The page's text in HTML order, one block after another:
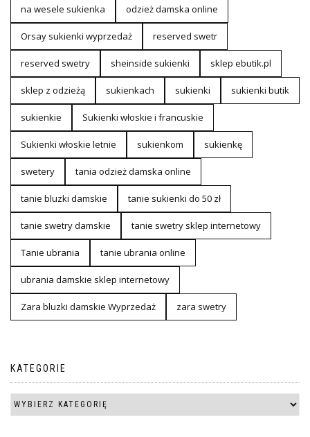
na wesele sukienka odzież damska online
Orsay sukienki wyprzedaż reserved swetr
reserved swetry sheinside sukienki sklep ebutik.pl
sklep z odzieżą sukienkach sukienki sukienki butik
sukienkie Sukienki włoskie i francuskie
Sukienki włoskie letnie sukienkom sukienkę
swetery tania odzież damska online
tanie bluzki damskie tanie sukienki do 50 zł
tanie swetry damskie tanie swetry sklep internetowy
Tanie ubrania tanie ubrania online
ubrania damskie sklep internetowy
Zara bluzki damskie Wyprzedaż zara swetry
KATEGORIE